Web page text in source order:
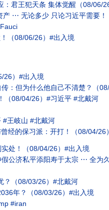
条 集体觉醒（08/06/26）“美东早
⋯ 无论多少 只论习近平需要！
（08/06/26）#出入境
26）#出入境
：但为什么他自己不清楚？（08/
（08/04/26）#习近平 #北戴河
王岐山 #北戴河
保习派：开打！（08/04/26）#习
处！（08/04/26）#出入境
太宗 ⋯ 全为久远安排 西天取经闻佛法
？（08/03/26）#北戴河
年？（08/03/26）#出入境
#iran